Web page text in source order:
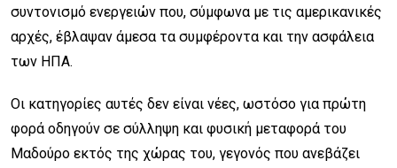
συντονισμό ενεργειών που, σύμφωνα με τις αμερικανικές
αρχές, έβλαψαν άμεσα τα συμφέροντα και την ασφάλεια
των ΗΠΑ.
Οι κατηγορίες αυτές δεν είναι νέες, ωστόσο για πρώτη
φορά οδηγούν σε σύλληψη και φυσική μεταφορά του
Μαδούρο εκτός της χώρας του, γεγονός που ανεβάζει